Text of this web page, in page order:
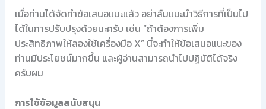
เมื่อท่านได้จัดทำข้อเสนอแนะแล้ว อย่าลืมแนะนำวิธีการที่เป็นไป
ได้ในการปรับปรุงด้วยนะครับ เช่น “ถ้าต้องการเพิ่ม
ประสิทธิภาพให้ลองใช้เครื่องมือ X” นี่จะทำให้ข้อเสนอแนะของ
ท่านมีประโยชน์มากขึ้น และผู้อ่านสามารถนำไปปฏิบัติได้จริง
ครับผม
การใช้ข้อมูลสนับสนุน